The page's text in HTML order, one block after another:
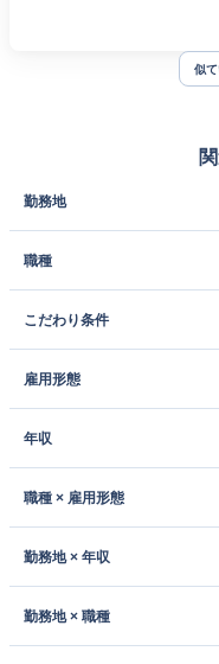
似
勤務地
職種
こだわり条件
雇用形態
年収
職種 × 雇用形態
勤務地 × 年収
勤務地 × 職種